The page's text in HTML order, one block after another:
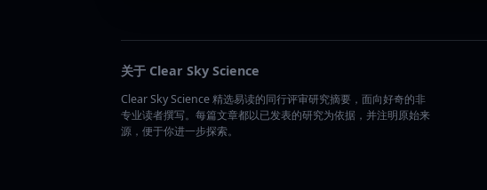
关于 Clear Sky Science
Clear Sky Science 精选易读的同行评审研究摘要，面向好奇的非
专业读者撰写。每篇文章都以已发表的研究为依据，并注明原始来
源，便于你进一步探索。